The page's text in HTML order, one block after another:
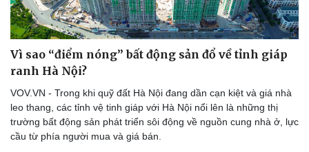
Vì sao “điểm nóng” bất động sản đổ về tỉnh giáp
ranh Hà Nội?
VOV.VN - Trong khi quỹ đất Hà Nội đang dần cạn kiệt và giá nhà
leo thang, các tỉnh vệ tinh giáp với Hà Nội nổi lên là những thị
trường bất động sản phát triển sôi động về nguồn cung nhà ở, lực
cầu từ phía người mua và giá bán.